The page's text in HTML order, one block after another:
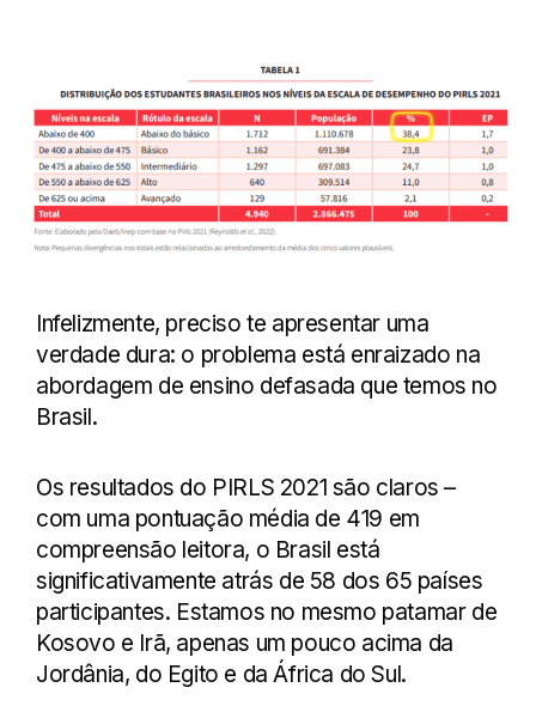
Infelizmente, preciso te apresentar uma
verdade dura: o problema está enraizado na
abordagem de ensino defasada que temos no
Brasil.
Os resultados do PIRLS 2021 são claros –
com uma pontuação média de 419 em
compreensão leitora, o Brasil está
significativamente atrás de 58 dos 65 países
participantes. Estamos no mesmo patamar de
Kosovo e Irã, apenas um pouco acima da
Jordânia, do Egito e da África do Sul.